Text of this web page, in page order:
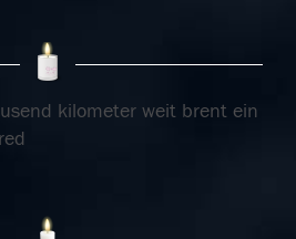
kilometer weit brent ein